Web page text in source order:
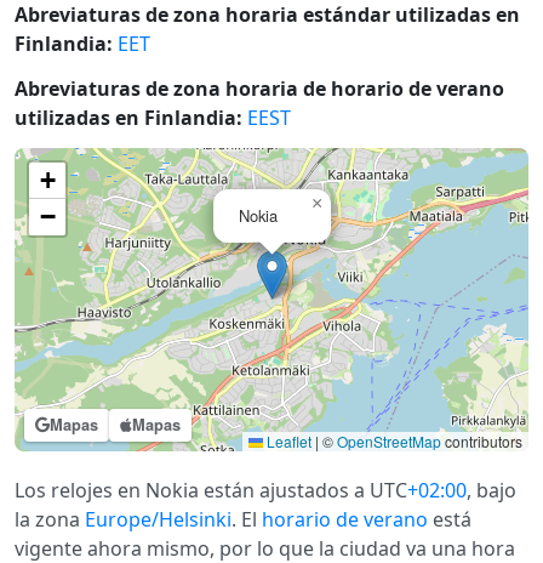
Abreviaturas de zona horaria estándar utilizadas en
Finlandia: EET
Abreviaturas de zona horaria de horario de verano
utilizadas en Finlandia: EEST
Mapas Mapas
Nokia
×
+
−
Leaflet | ©OpenStreetMapcontributors
Los relojes en Nokia están ajustados a UTC+02:00, bajo
la zona Europe/Helsinki. El horario de verano está
vigente ahora mismo, por lo que la ciudad va una hora